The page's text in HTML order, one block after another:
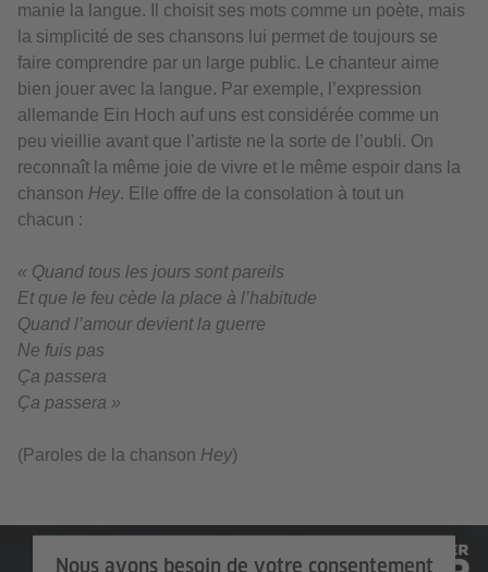
manie la langue. Il choisit ses mots comme un poète, mais
la simplicité de ses chansons lui permet de toujours se
faire comprendre par un large public. Le chanteur aime
bien jouer avec la langue. Par exemple, l’expression
allemande Ein Hoch auf uns est considérée comme un
peu vieillie avant que l’artiste ne la sorte de l’oubli. On
reconnaît la même joie de vivre et le même espoir dans la
chanson Hey. Elle offre de la consolation à tout un
chacun :
« Quand tous les jours sont pareils
Et que le feu cède la place à l’habitude
Quand l’amour devient la guerre
Ne fuis pas
Ça passera
Ça passera »
(Paroles de la chanson Hey)
Nous avons besoin de votre consentement